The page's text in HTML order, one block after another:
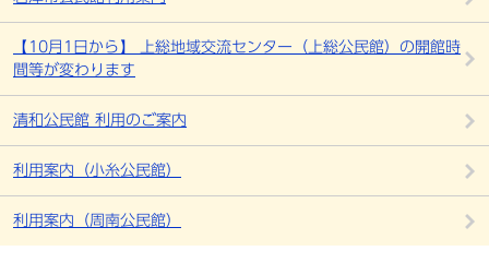
【10月1日から】 上総地域交流センター（上総公民館）の開館時
間等が変わります
清和公民館 利用のご案内
利用案内（小糸公民館）
利用案内（周南公民館）